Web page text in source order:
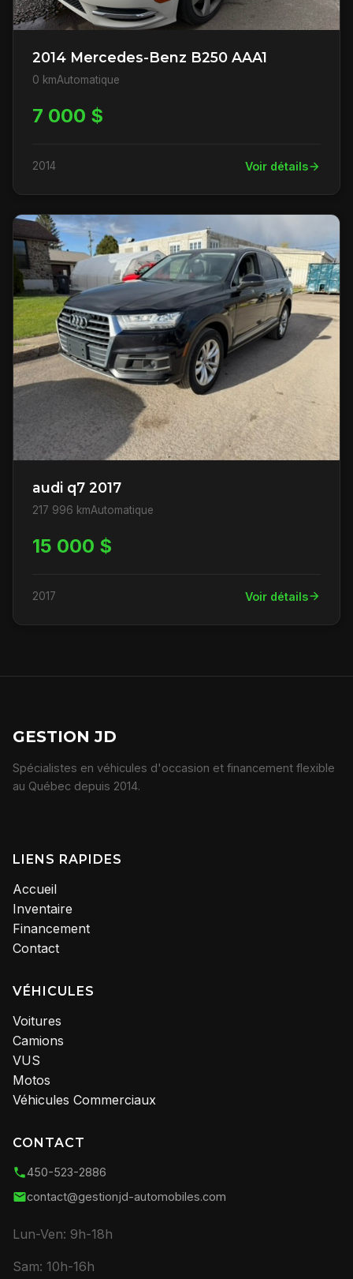
2014 Mercedes-Benz B250 AAA1
0 kmAutomatique
7 000 $
2014 Voir détails
audi q7 2017
217 996 kmAutomatique
15 000 $
2017 Voir détails
GESTION JD
Spécialistes en véhicules d'occasion et financement flexible
au Québec depuis 2014.
LIENS RAPIDES
Accueil
Inventaire
Financement
Contact
VÉHICULES
Voitures
Camions
VUS
Motos
Véhicules Commerciaux
CONTACT
450-523-2886
contact@gestionjd-automobiles.com
Lun-Ven: 9h-18h
Sam: 10h-16h